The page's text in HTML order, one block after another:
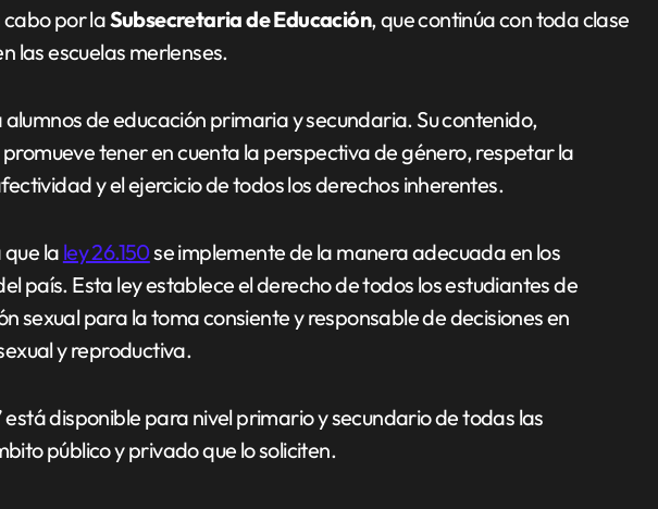
por laSubsecretaria de Educación, que continúa con toda clase
las escuelas merlenses.
de educación primaria y secundaria. Su contenido,
tener en cuenta la perspectiva de género, respetar la
y el ejercicio de todos los derechos inherentes.
la ley 26.150se implemente de la manera adecuada en los
país. Esta ley establece el derecho de todos los estudiantes de
sexual para la toma consiente y responsable de decisiones en
y reproductiva.
está disponible para nivel primario y secundario de todas las
público y privado que lo soliciten.